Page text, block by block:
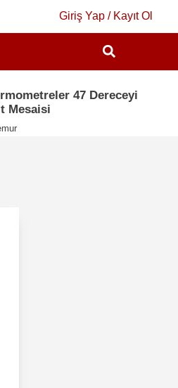
Giriş Yap / Kayıt Ol
47 Dereceyi
Mesaisi